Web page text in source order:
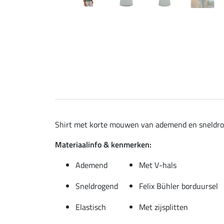
Shirt met korte mouwen van ademend en
Materiaalinfo & kenmerken:
Ademend
Met V-hals
Sneldrogend
Felix Bühler borduursel
Elastisch
Met zijsplitten